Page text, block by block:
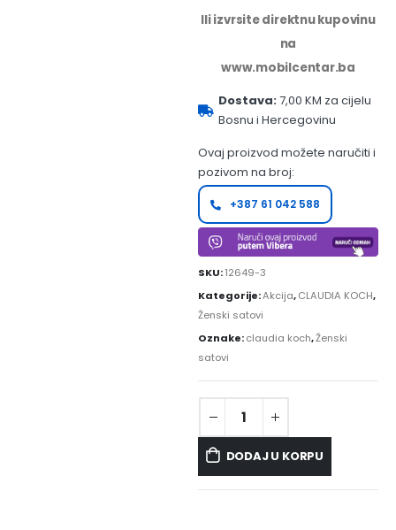
Ili izvrsite direktnu kupovinu
na
www.mobilcentar.ba
Dostava:7,00 KM za cijelu
Bosnu i Hercegovinu
Ovaj proizvod možete naručiti i
pozivom na broj:
+387 61 042 588
SKU:12649-3
Kategorije:Akcija,CLAUDIA KOCH,
Ženski satovi
Oznake:claudia koch,Ženski
satovi
DODAJ U KORPU